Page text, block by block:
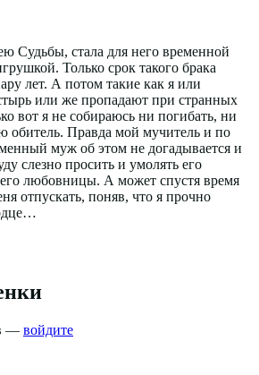
Судьбы, стала для него временной
Только срок такого брака
лет. А потом такие как я или
или же пропадают при странных
вот я не собираюсь ни погибать, ни
обитель. Правда мой мучитель и по
муж об этом не догадывается и
слезно просить и умолять его
любовницы. А может спустя время
отпускать, поняв, что я прочно
— войдите